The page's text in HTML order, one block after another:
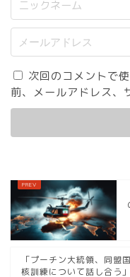
次回のコメントで
前、メールアドレス、
「プーチン大統領、同盟
核訓練について話し合う」